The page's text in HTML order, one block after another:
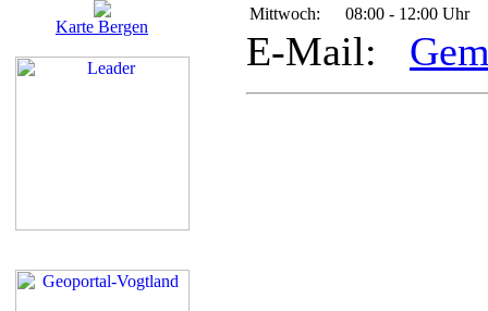
Karte Bergen
Mittwoch:
08:00 - 12:00 Uhr
E-Mail: